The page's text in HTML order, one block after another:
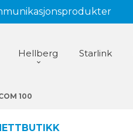
Hellberg Starlink
100